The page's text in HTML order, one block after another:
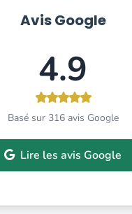
Avis Google
4.9
Basé sur 316 avis Google
Lire les avis Google